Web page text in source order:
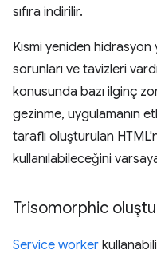
sıfıra indirilir.
Kısmi yeniden hidrasyon
sorunları ve tavizleri
konusunda bazı ilginç
gezinme, uygulamanın
taraflı oluşturulan
kullanılabileceğini
Trisomorphic
Service worker